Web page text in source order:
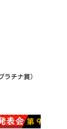
ラチナ賞）